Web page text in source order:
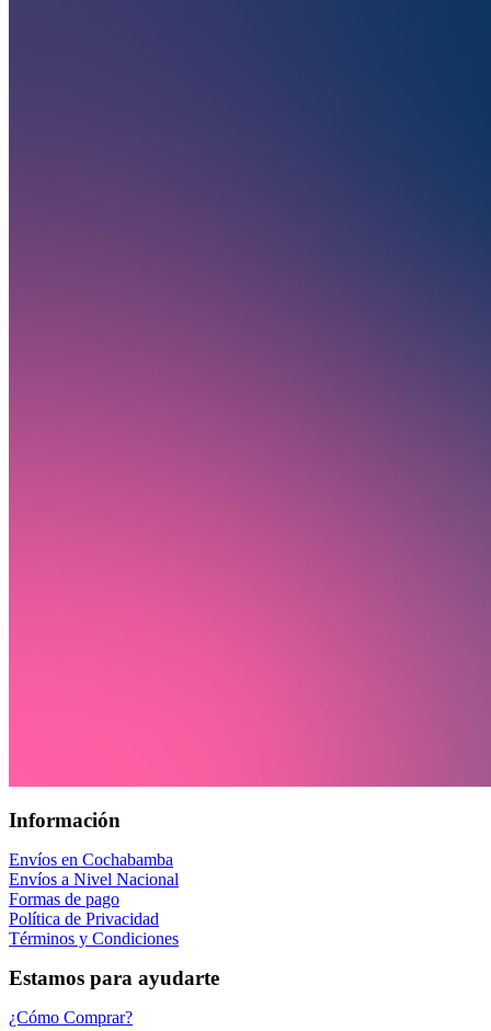
Información
Envíos en Cochabamba
Envíos a Nivel Nacional
Formas de pago
Política de Privacidad
Términos y Condiciones
Estamos para ayudarte
¿Cómo Comprar?